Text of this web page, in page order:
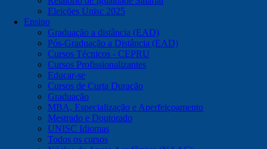
Eleições Unisc 2025
Ensino
Graduação a distância (EAD)
Pós-Graduação a Distância (EAD)
Cursos Técnicos - CEPRU
Cursos Profissionalizantes
Educar-se
Cursos de Curta Duração
Graduação
MBA, Especialização e Aperfeiçoamento
Mestrado e Doutorado
UNISC Idiomas
Todos os cursos